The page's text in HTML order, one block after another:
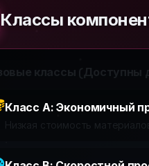
Классы
классы (Доступны
Класс A: Экономичный
Низкая стоимость материалов.